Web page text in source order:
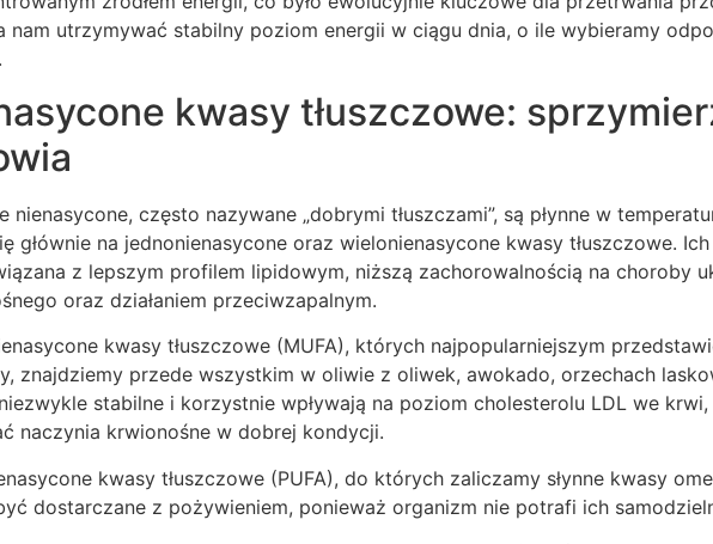
nam utrzymywać stabilny poziom energii w ciągu dnia, o ile wybieramy
kwasy tłuszczowe:
nienasycone, często nazywane „dobrymi tłuszczami”, są płynne w
głównie na jednonienasycone oraz wielonienasycone kwasy tłuszczowe.
z lepszym profilem lipidowym, niższą zachorowalnością na choroby
oraz działaniem przeciwzapalnym.
kwasy tłuszczowe (MUFA), których najpopularniejszym
znajdziemy przede wszystkim w oliwie z oliwek, awokado, orzechach
stabilne i korzystnie wpływają na poziom cholesterolu LDL we
naczynia krwionośne w dobrej kondycji.
kwasy tłuszczowe (PUFA), do których zaliczamy słynne kwasy
dostarczane z pożywieniem, ponieważ organizm nie potrafi ich